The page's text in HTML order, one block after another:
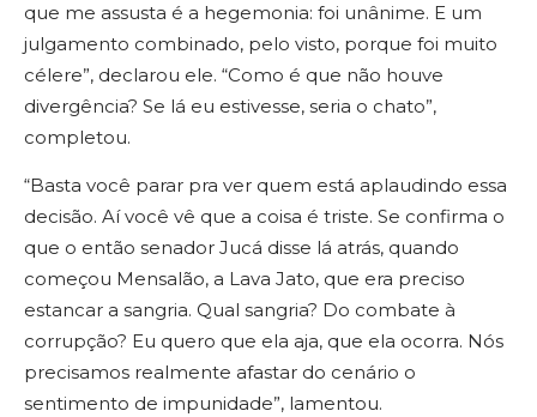
que me assusta é a hegemonia: foi unânime. E um
julgamento combinado, pelo visto, porque foi muito
célere”, declarou ele. “Como é que não houve
divergência? Se lá eu estivesse, seria o chato”,
completou.
“Basta você parar pra ver quem está aplaudindo essa
decisão. Aí você vê que a coisa é triste. Se confirma o
que o então senador Jucá disse lá atrás, quando
começou Mensalão, a Lava Jato, que era preciso
estancar a sangria. Qual sangria? Do combate à
corrupção? Eu quero que ela aja, que ela ocorra. Nós
precisamos realmente afastar do cenário o
sentimento de impunidade”, lamentou.